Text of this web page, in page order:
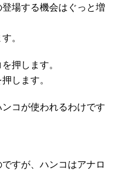
場する機会はぐっと増
。
押します。
します。
コが使われるわけです
すが、ハンコはアナロ